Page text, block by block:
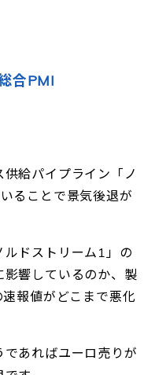
合PMI
給パイプライン「ノ
ることで景気後退が
ドストリーム1」の
響しているのか、製
報値がどこまで悪化
あればユーロ売りが